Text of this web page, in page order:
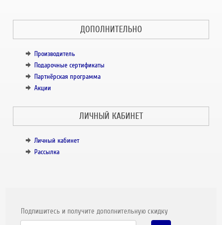
ДОПОЛНИТЕЛЬНО
Производитель
Подарочные сертификаты
Партнёрская программа
Акции
ЛИЧНЫЙ КАБИНЕТ
Личный кабинет
Рассылка
Подпишитесь и получите дополнительную скидку